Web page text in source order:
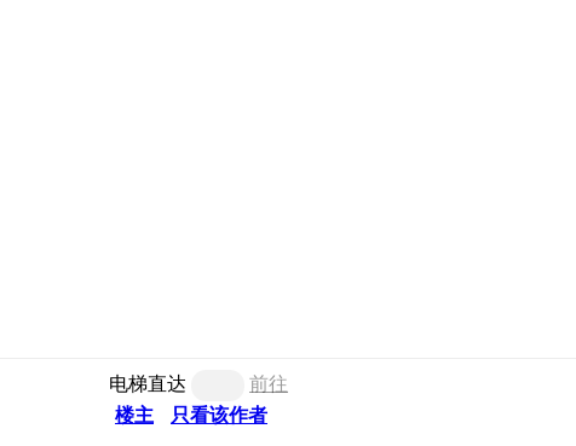
电梯直达
前往
楼主
只看该作者